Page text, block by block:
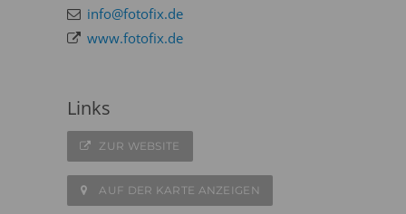
info@fotofix.de
www.fotofix.de
Links
ZUR WEBSITE
AUF DER KARTE ANZEIGEN